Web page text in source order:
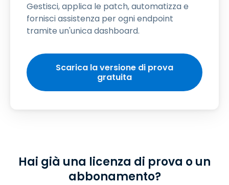
Gestisci, applica le patch, automatizza e
fornisci assistenza per ogni endpoint
tramite un'unica dashboard.
Scarica la versione di prova
gratuita
Hai già una licenza di prova o un
abbonamento?